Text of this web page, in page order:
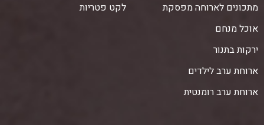
מתכונים לארוחה מפסקת
אוכל מנחם
ירקות בתנור
ארוחת ערב לילדים
ארוחת ערב רומנטית
לקט פטריות